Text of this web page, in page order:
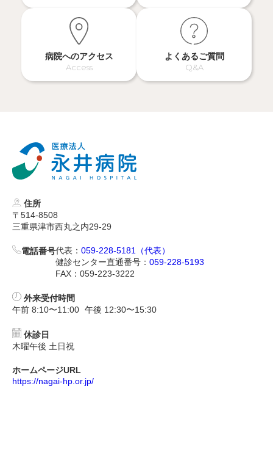
病院へのアクセス
Access
よくあるご質問
Q&A
住所
〒514-8508
三重県津市西丸之内29-29
電話番号代表： 059-228-5181（代表）
健診センター直通番号： 059-228-5193
FAX：059-223-3222
外来受付時間
午前 8:10〜11:00 午後 12:30〜15:30
休診日
木曜午後 土日祝
ホームページURL
https://nagai-hp.or.jp/